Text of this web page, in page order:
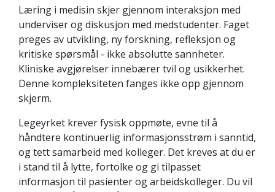
Læring i medisin skjer gjennom interaksjon med
underviser og diskusjon med medstudenter. Faget
preges av utvikling, ny forskning, refleksjon og
kritiske spørsmål - ikke absolutte sannheter.
Kliniske avgjørelser innebærer tvil og usikkerhet.
Denne kompleksiteten fanges ikke opp gjennom
skjerm.
Legeyrket krever fysisk oppmøte, evne til å
håndtere kontinuerlig informasjonsstrøm i sanntid,
og tett samarbeid med kolleger. Det kreves at du er
i stand til å lytte, fortolke og gi tilpasset
informasjon til pasienter og arbeidskolleger. Du vil